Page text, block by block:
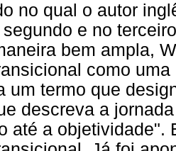
no qual o autor
e no
bem ampla,
como
um termo que
descreva a
até a objetividade".